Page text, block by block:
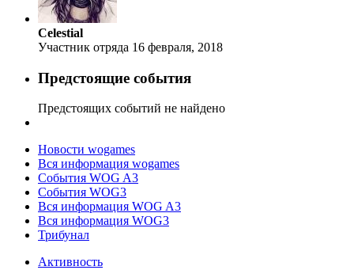
Celestial
Участник отряда 16 февраля, 2018
Предстоящие события
Предстоящих событий не найдено
Новости wogames
Вся информация wogames
События WOG A3
События WOG3
Вся информация WOG A3
Вся информация WOG3
Трибунал
Активность